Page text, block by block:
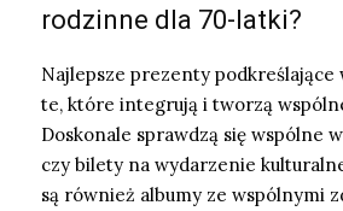
rodzinne dla 70-latki?
Najlepsze prezenty
te, które integrują i tworzą
Doskonale sprawdzą się wspólne
czy bilety na wydarzenie
są również albumy ze wspólnymi